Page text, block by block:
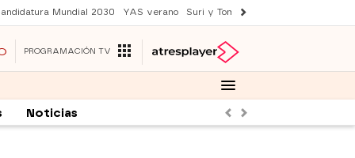
Mundial 2030 YAS verano Suri y Tom Cruise
PROGRAMACIÓN TV
Noticias AnteriorSiguiente